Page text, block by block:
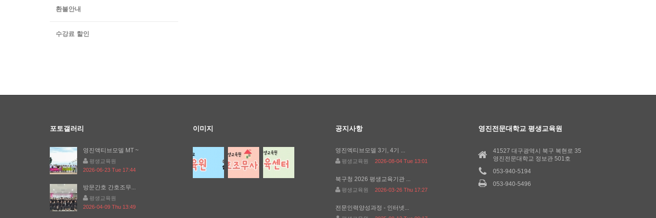
환불안내
수강료 할인
포토갤러리
영진액티브모델 MT ~
평생교육원
2026-06-23 Tue 17:44
방문간호 간호조무...
평생교육원
2026-04-09 Thu 13:49
이미지 공지사항
영진엑티브모델 3기, 4기 ...
평생교육원 2026-08-04 Tue 13:01
북구청 2026 평생교육기관 ...
평생교육원 2026-03-26 Thu 17:27
전문인력양성과정 - 인터넷...
영진전문대학교 평생교육원
41527 대구광역시 북구 복현로 35
영진전문대학교 정보관 501호
053-940-5194
053-940-5496